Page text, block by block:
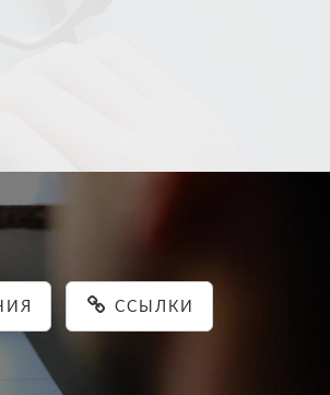
ССЫЛКИ